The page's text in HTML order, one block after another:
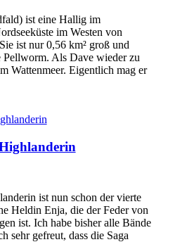
ist eine Hallig im
im Westen von
ist nur 0,56 km² groß und
Pellworm. Als Dave wieder zu
Wattenmeer. Eigentlich mag er
ist nun schon der vierte
Heldin Enja, die der Feder von
ist. Ich habe bisher alle Bände
sehr gefreut, dass die Saga